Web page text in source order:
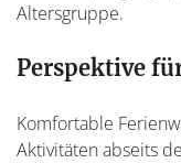
Altersgruppe.
Perspektive
Komfortable
Aktivitäten abseits